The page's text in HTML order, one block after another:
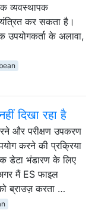
व्यवस्थापक
कर सकता है।
उपयोगकर्ता के अलावा,
दिखा रहा है
और परीक्षण उपकरण
करने की प्रक्रिया
डेटा भंडारण के लिए
मैं ES फाइल
ब्राउज़ करता …